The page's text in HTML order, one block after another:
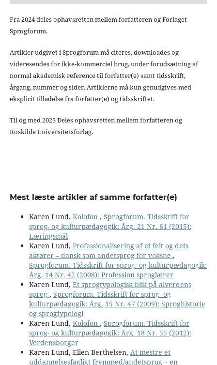
Fra 2024 deles ophavsretten mellem forfatteren og Forlaget
Sprogforum.
Artikler udgivet i Sprogforum må citeres, downloades og
videresendes for ikke-kommerciel brug, under forudsætning af
normal akademisk reference til forfatter(e) samt tidsskrift,
årgang, nummer og sider. Artiklerne må kun genudgives med
eksplicit tilladelse fra forfatter(e) og tidsskriftet.
Til og med 2023 Deles ophavsretten mellem forfatteren og
Roskilde Universitetsforlag.
Mest læste artikler af samme forfatter(e)
Karen Lund, Kolofon , Sprogforum. Tidsskrift for
sprog- og kulturpædagogik: Årg. 21 Nr. 61 (2015):
Læringsmål
Karen Lund, Professionalisering af et felt og dets
aktører – dansk som andetsprog for voksne ,
Sprogforum. Tidsskrift for sprog- og kulturpædagogik:
Årg. 14 Nr. 42 (2008): Profession sproglærer
Karen Lund, Et sprogtypologisk blik på alverdens
sprog , Sprogforum. Tidsskrift for sprog- og
kulturpædagogik: Årg. 15 Nr. 47 (2009): Sproghistorie
og sprogtypologi
Karen Lund, Kolofon , Sprogforum. Tidsskrift for
sprog- og kulturpædagogik: Årg. 18 Nr. 55 (2012):
Verdensborger
Karen Lund, Ellen Berthelsen, At mestre et
uddannelsesfagligt fremmed/andetsprog – en